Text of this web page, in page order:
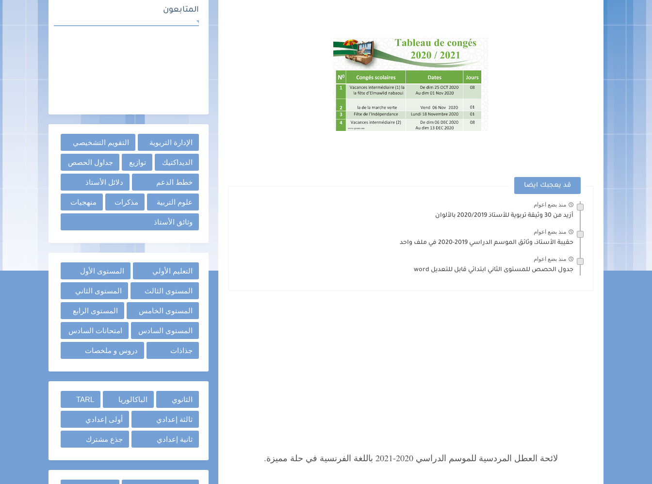
قد يعجبك ايضا
منذ بضع اعوام
أزيد من 30 وثيقة تربوية للأستاذ 2020/2019 بالألوان
منذ بضع اعوام
حقيبة الأستاذ، وثائق الموسم الدراسي 2019-2020 في ملف واحد
منذ بضع اعوام
جدول الحصص للمستوى الثاني ابتدائي قابل للتعديل word
لائحة العطل المردسية للموسم الدراسي 2020-2021 باللغة الفرنسية في حلة مميزة.
المتابعون
الإدارة التربوية التقويم التشخيصي
الديداكتيك توازيع جداول الحصص
خطط الدعم دلائل الأستاذ
علوم التربية مذكرات منهجيات
وثائق الأستاذ
التعليم الأولي المستوى الأول
المستوى الثالث المستوى الثاني
المستوى الخامس المستوى الرابع
المستوى السادس امتحانات السادس
جذاذات دروس و ملخصات
الثانوي الباكالوريا TARL
ثالثة إعدادي أولى إعدادي
ثانية إعدادي جذع مشترك